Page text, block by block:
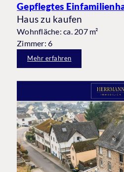
Haus zu kaufen
Wohnfläche: ca. 207 m²
Zimmer: 6
Mehr erfahren